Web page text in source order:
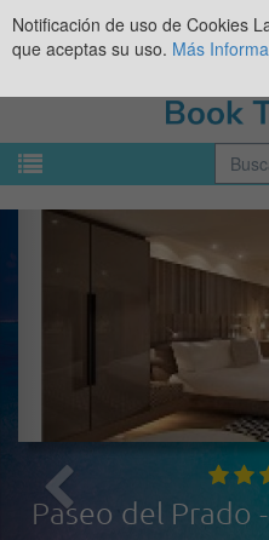
Paseo del Prado
Notificación de uso de Cookies
que aceptas su uso. Más